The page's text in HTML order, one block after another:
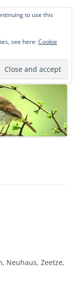
Neuhaus, Zeetze,
to use this
see here:Cookie